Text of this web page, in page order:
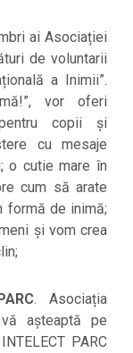
ai Asociației
de voluntarii
a Inimii”.
vor oferi
copii și
cu mesaje
o cutie mare în
cum să arate
formă de inimă;
și vom crea
. Asociația
vă așteaptă pe
PARC